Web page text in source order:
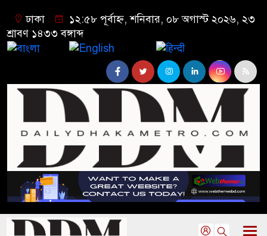
ঢাকা
১২:৫৮ পূর্বাহ্ন, শনিবার, ০৮ অগাস্ট ২০২৬, ২৩
শ্রাবণ ১৪৩৩ বঙ্গাব্দ